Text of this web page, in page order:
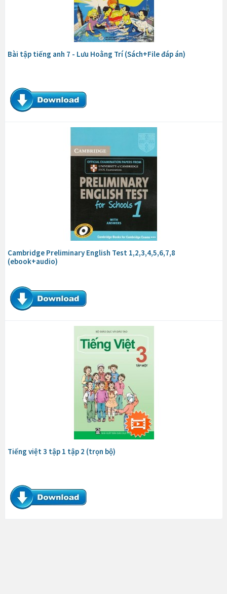
Bài tập tiếng anh 7 - Lưu Hoằng Trí (Sách+File đáp án)
Cambridge Preliminary English Test 1,2,3,4,5,6,7,8
(ebook+audio)
Tiếng việt 3 tập 1 tập 2 (trọn bộ)